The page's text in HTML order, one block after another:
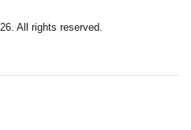
All rights reserved.